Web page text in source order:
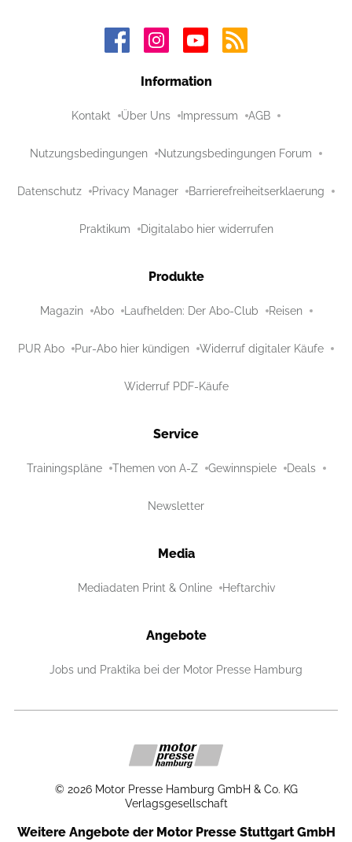
Information
Kontakt Über Uns Impressum AGB
Nutzungsbedingungen Nutzungsbedingungen Forum
Datenschutz Privacy Manager Barrierefreiheitserklaerung
Praktikum Digitalabo hier widerrufen
Produkte
Magazin Abo Laufhelden: Der Abo-Club Reisen
PUR Abo Pur-Abo hier kündigen Widerruf digitaler Käufe
Widerruf PDF-Käufe
Service
Trainingspläne Themen von A-Z Gewinnspiele Deals
Newsletter
Media
Mediadaten Print & Online Heftarchiv
Angebote
Jobs und Praktika bei der Motor Presse Hamburg
© 2026 Motor Presse Hamburg GmbH & Co. KG
Verlagsgesellschaft
Weitere Angebote der Motor Presse Stuttgart GmbH